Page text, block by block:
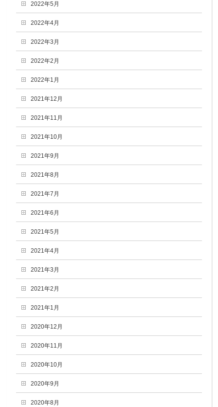
2022年5月
2022年4月
2022年3月
2022年2月
2022年1月
2021年12月
2021年11月
2021年10月
2021年9月
2021年8月
2021年7月
2021年6月
2021年5月
2021年4月
2021年3月
2021年2月
2021年1月
2020年12月
2020年11月
2020年10月
2020年9月
2020年8月